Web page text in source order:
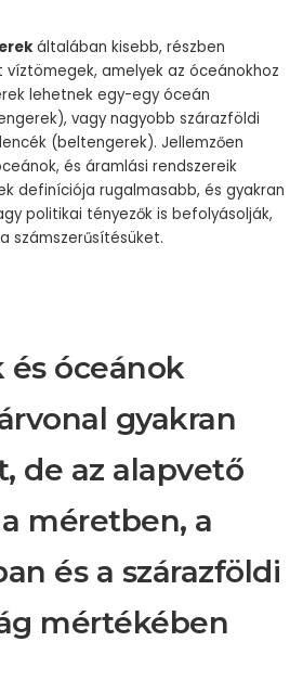
általában kisebb, részben
amelyek az óceánokhoz
lehetnek egy-egy óceán
vagy nagyobb szárazföldi
(beltengerek). Jellemzően
és áramlási rendszereik
definíciója rugalmasabb, és gyakran
politikai tényezők is befolyásolják,
számszerűsítésüket.
óceánok
gyakran
de az alapvető
méretben, a
és a szárazföldi
mértékében